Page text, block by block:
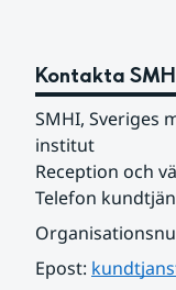
Kontakta
SMHI, Sveriges
institut
Reception och
Telefon
Epost: